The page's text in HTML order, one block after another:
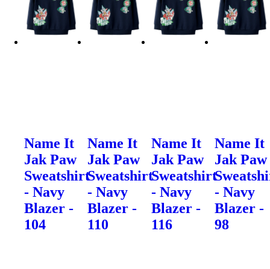
Name It
Jak Paw
Sweatshirt
- Navy
Blazer -
104
Name It
Jak Paw
Sweatshirt
- Navy
Blazer -
110
Name It
Jak Paw
Sweatshirt
- Navy
Blazer -
116
Name It
Jak Paw
- Navy
Blazer -
98